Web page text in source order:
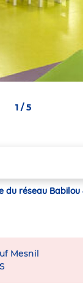
1 / 5
du réseau Babilou
Mesnil